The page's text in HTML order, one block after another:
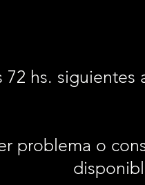
72 hs. siguientes
problema o